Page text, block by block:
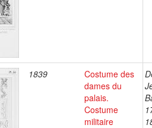
1839
Costume des
dames du
palais.
Costume
militaire